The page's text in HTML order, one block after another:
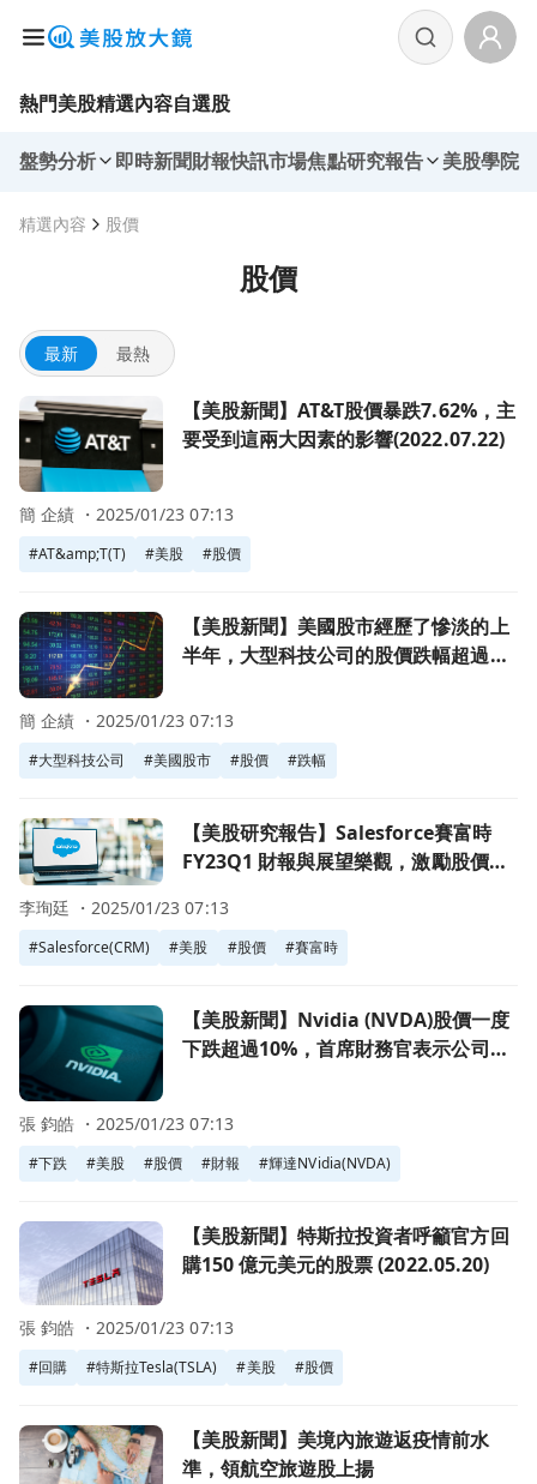
熱門美股精選內容自選股
盤勢分析 即時新聞財報快訊市場焦點研究報告 美股學院
精選內容 股價
股價
最新 最熱
前往【美股新聞】AT&T股價暴跌7.62%，主要受到這兩大因
【美股新聞】AT&T股價暴跌7.62%，主
要受到這兩大因素的影響(2022.07.22)
#AT&amp;T(T) #美股 #股價
簡 企績 ・2025/01/23 07:13
前往【美股新聞】美國股市經歷了慘淡的上半年，大型科技
【美股新聞】美國股市經歷了慘淡的上
半年，大型科技公司的股價跌幅超過
#大型科技公司 #美國股市 #股價 #跌幅
簡 企績 ・2025/01/23 07:13
前往【美股研究報告】Salesforce賽富時 FY23Q1 財報與展
【美股研究報告】Salesforce賽富時
FY23Q1 財報與展望樂觀，激勵股價觸
#Salesforce(CRM) #美股 #股價 #賽富時
李珣廷 ・2025/01/23 07:13
前往【美股新聞】Nvidia (NVDA)股價一度下跌超過10%，
【美股新聞】Nvidia (NVDA)股價一度
下跌超過10%，首席財務官表示公司將
#下跌 #美股 #股價 #財報 #輝達NVidia(NVDA)
張 鈞皓 ・2025/01/23 07:13
前往【美股新聞】特斯拉投資者呼籲官方回購150 億元美元
【美股新聞】特斯拉投資者呼籲官方回
購150 億元美元的股票 (2022.05.20)
#回購 #特斯拉Tesla(TSLA) #美股 #股價
張 鈞皓 ・2025/01/23 07:13
前往【美股新聞】美境內旅遊返疫情前水準，領航空旅遊股
【美股新聞】美境內旅遊返疫情前水
準，領航空旅遊股上揚